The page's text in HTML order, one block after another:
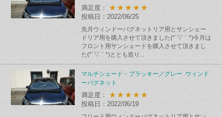
満足度： ★★★★★
投稿日：2022/06/25
先月ウィンドーバグネットリア用とサンシェー
ドリア用を購入させて頂きました(*´▽｀*)今月は
フロント用サンシェードを購入させて頂きまし
た(*´▽｀*)ととも造り...
マルチシェード・ブラッキー／グレー ウィンド
ーバグネット
満足度： ★★★★★
投稿日：2022/06/19